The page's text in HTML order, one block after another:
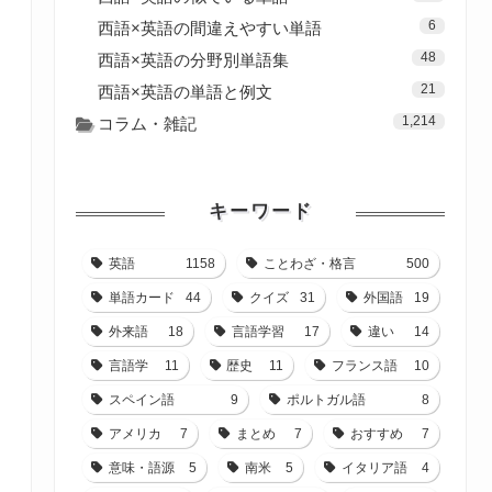
西語×英語の間違えやすい単語 6
西語×英語の分野別単語集 48
西語×英語の単語と例文 21
コラム・雑記 1,214
キーワード
英語 1158 ことわざ・格言 500
単語カード 44 クイズ 31 外国語 19
外来語 18 言語学習 17 違い 14
言語学 11 歴史 11 フランス語 10
スペイン語 9 ポルトガル語 8
アメリカ 7 まとめ 7 おすすめ 7
意味・語源 5 南米 5 イタリア語 4